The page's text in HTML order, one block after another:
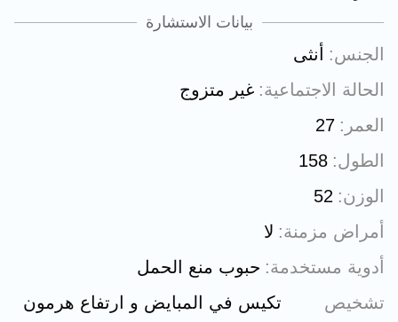
بيانات الاستشارة
الجنس
أنثى
الحالة الاجتماعية غير متزوج
العمر
27
الطول 158
الوزن 52
أمراض مزمنة لا
أدوية مستخدمة حبوب منع الحمل
تشخيص
تكيس في المبايض و ارتفاع هرمون